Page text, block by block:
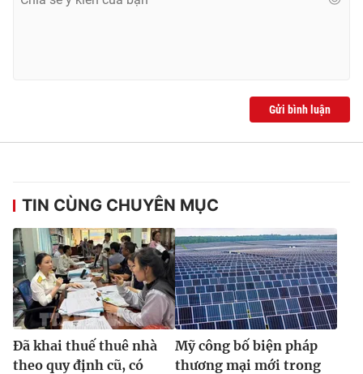
Gửi bình luận
TIN CÙNG CHUYÊN MỤC
Đã khai thuế thuê nhà
theo quy định cũ, có
Mỹ công bố biện pháp
thương mại mới trong